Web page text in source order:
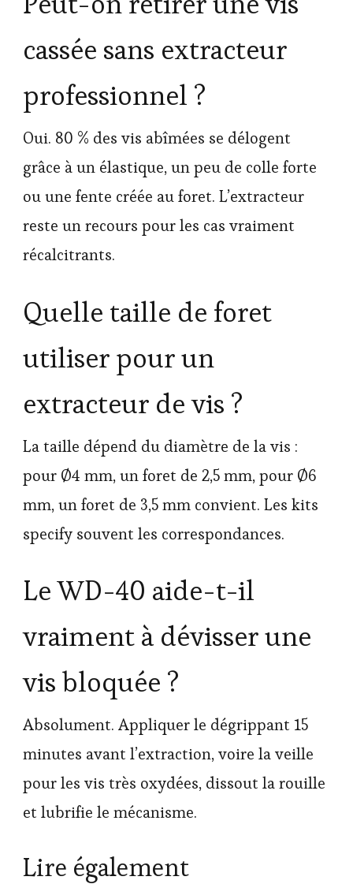
cassée sans extracteur
professionnel ?
Oui. 80 % des vis abîmées se délogent
grâce à un élastique, un peu de colle forte
ou une fente créée au foret. L’extracteur
reste un recours pour les cas vraiment
récalcitrants.
Quelle taille de foret
utiliser pour un
extracteur de vis ?
La taille dépend du diamètre de la vis :
pour Ø4 mm, un foret de 2,5 mm, pour Ø6
mm, un foret de 3,5 mm convient. Les kits
specify souvent les correspondances.
Le WD-40 aide-t-il
vraiment à dévisser une
vis bloquée ?
Absolument. Appliquer le dégrippant 15
minutes avant l’extraction, voire la veille
pour les vis très oxydées, dissout la rouille
et lubrifie le mécanisme.
Lire également